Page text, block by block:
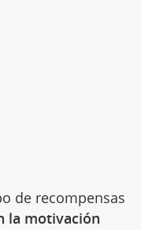
de recompensas
la motivación